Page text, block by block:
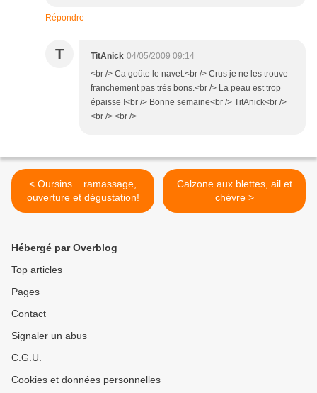
Répondre
T TitAnick 04/05/2009 09:14
<br /> Ca goûte le navet.<br /> Crus je ne les trouve
franchement pas très bons.<br /> La peau est trop
épaisse !<br /> Bonne semaine<br /> TitAnick<br />
<br /> <br />
< Oursins... ramassage,
ouverture et dégustation!
Calzone aux blettes, ail et
chèvre >
Hébergé par Overblog
Top articles
Pages
Contact
Signaler un abus
C.G.U.
Cookies et données personnelles